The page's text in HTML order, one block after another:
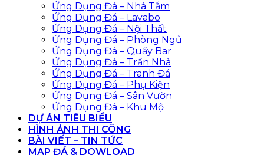
Ứng Dụng Đá – Nhà Tắm
Ứng Dụng Đá – Lavabo
Ứng Dụng Đá – Nội Thất
Ứng Dụng Đá – Phòng Ngủ
Ứng Dụng Đá – Quầy Bar
Ứng Dụng Đá – Trần Nhà
Ứng Dụng Đá – Tranh Đá
Ứng Dụng Đá – Phụ Kiện
Ứng Dụng Đá – Sân Vườn
Ứng Dụng Đá – Khu Mộ
DỰ ÁN TIÊU BIỂU
HÌNH ẢNH THI CÔNG
BÀI VIẾT – TIN TỨC
MAP ĐÁ & DOWLOAD